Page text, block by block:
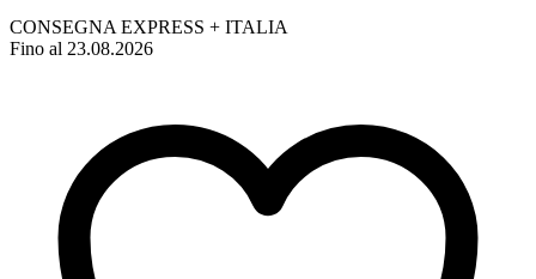
CONSEGNA EXPRESS + ITALIA
Fino al 23.08.2026